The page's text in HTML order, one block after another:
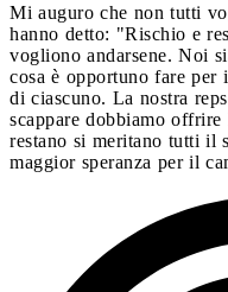
Mi auguro che non tutti
hanno detto: "Rischio e
vogliono andarsene. Noi
cosa è opportuno fare per
di ciascuno. La nostra
scappare dobbiamo
restano si meritano tutti il
maggior speranza per il